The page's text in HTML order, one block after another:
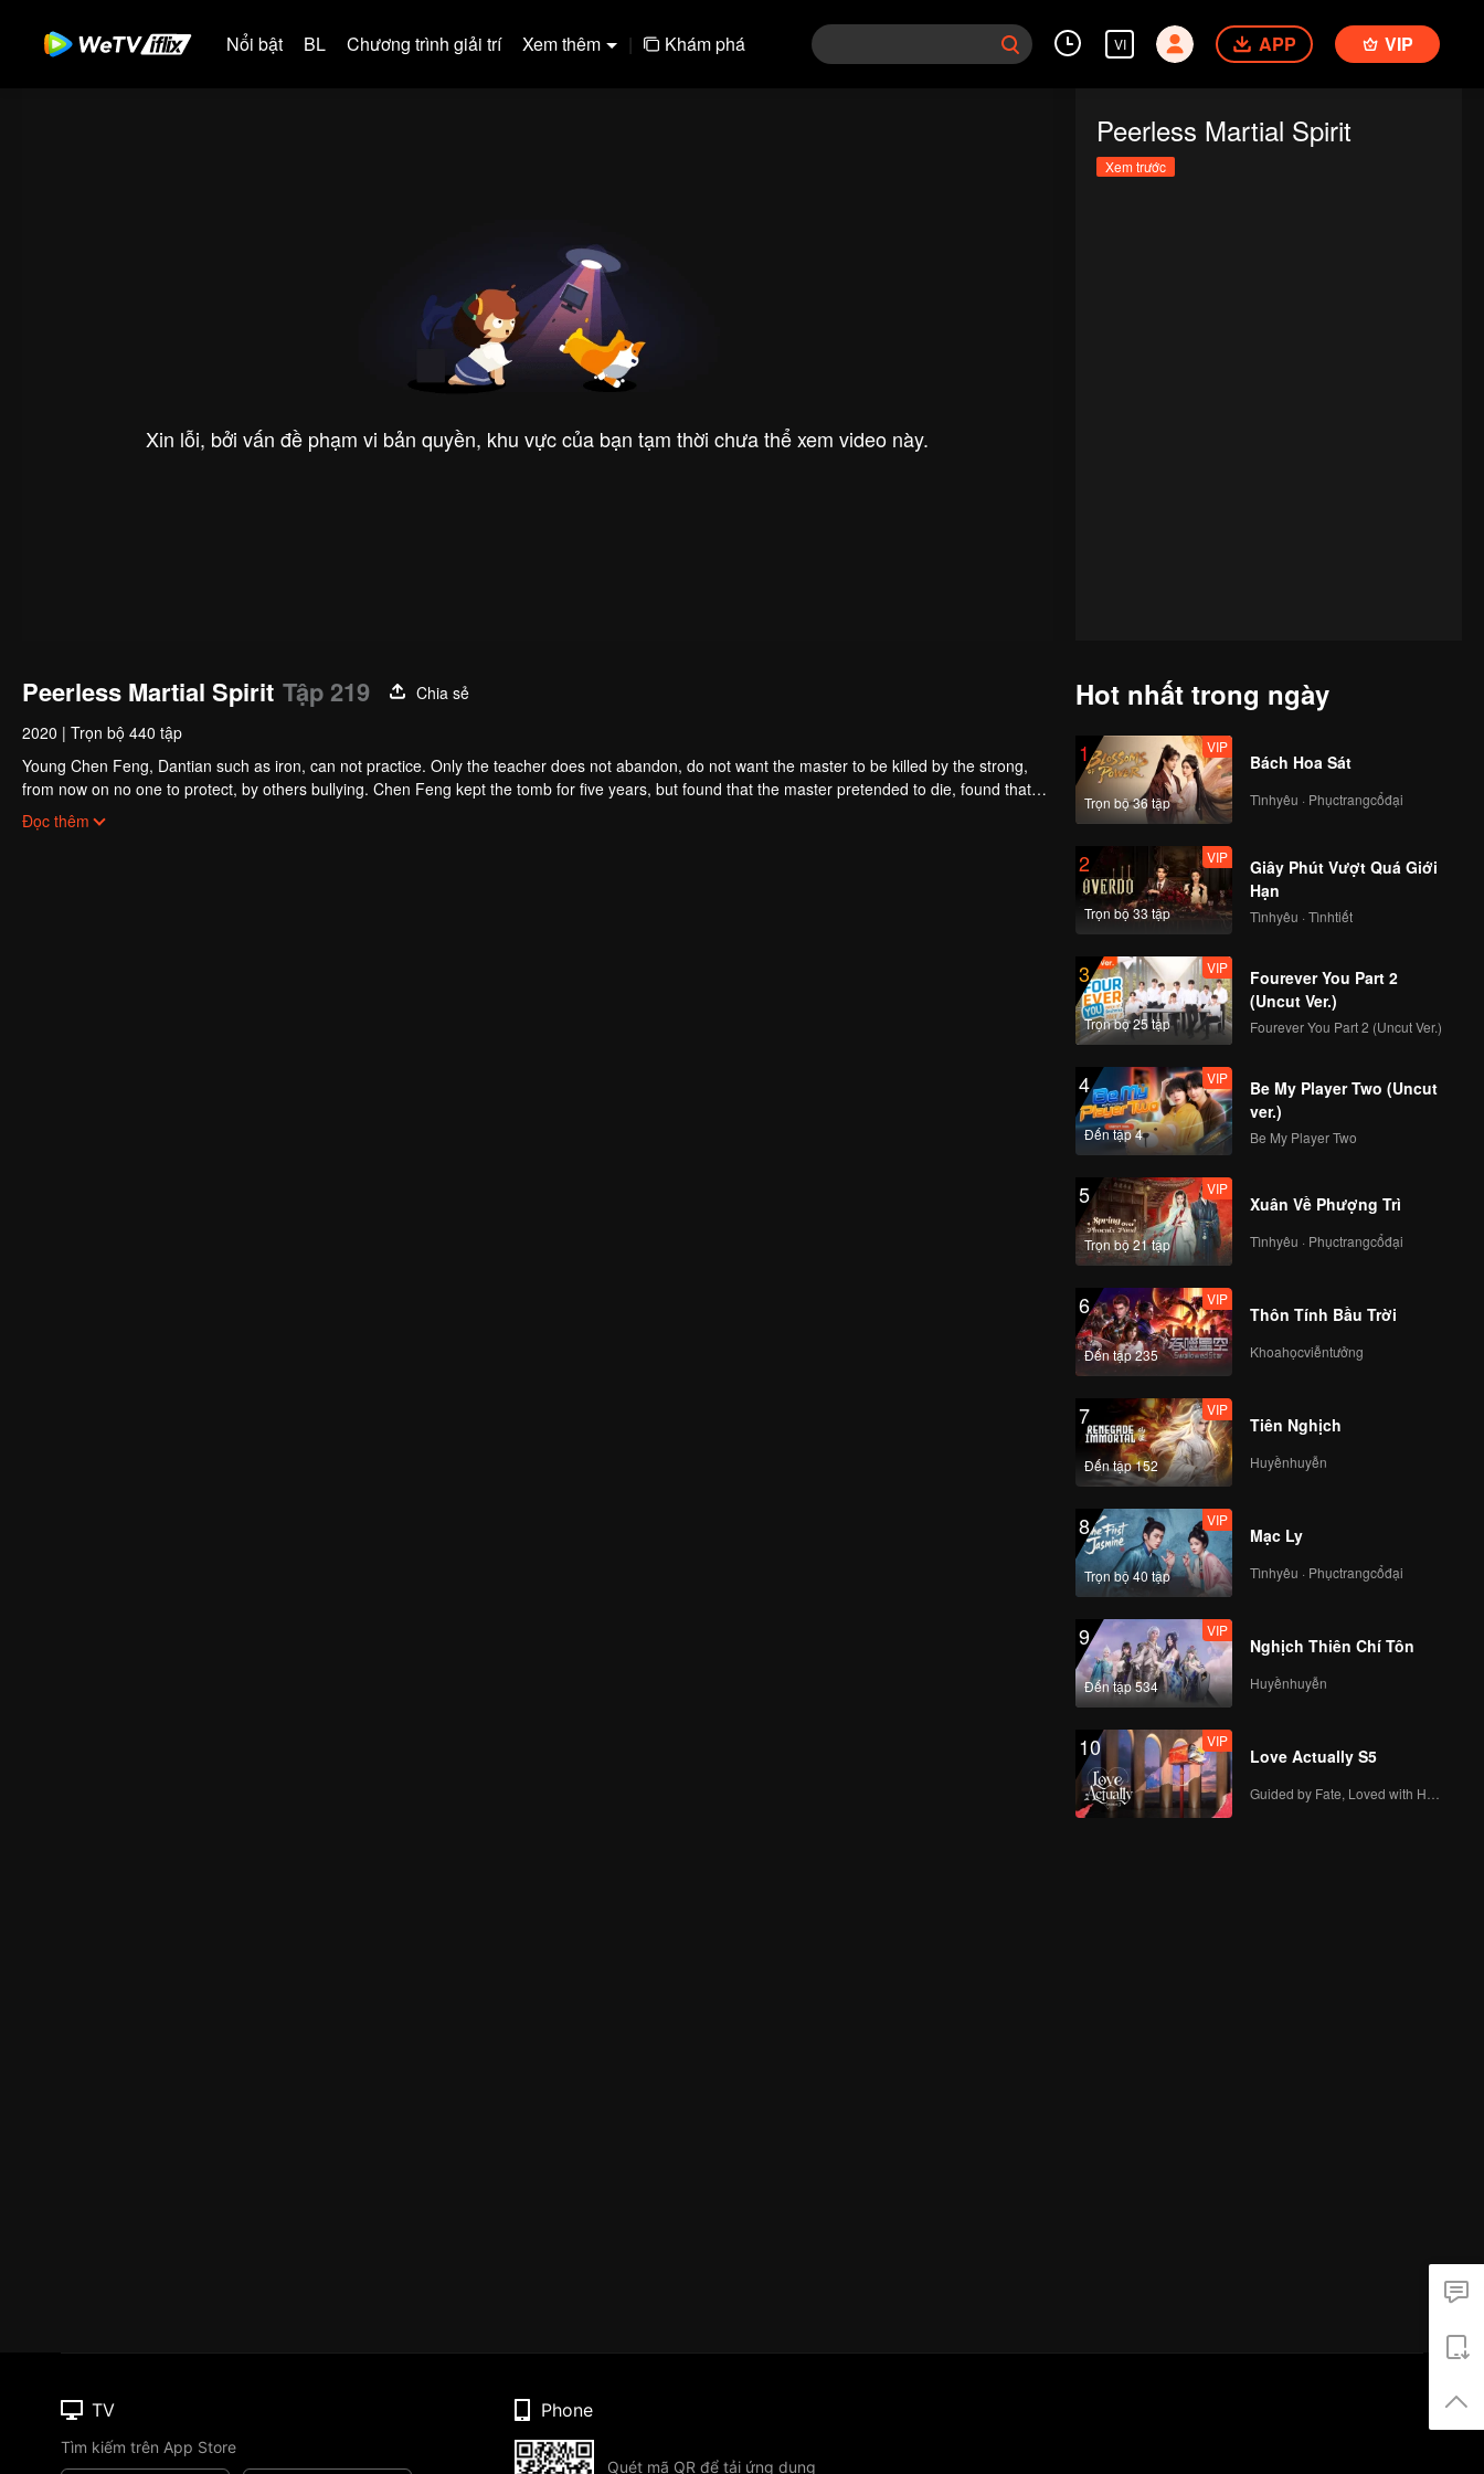
Nổi bật BL Chương trình giải trí Xem thêm | Khám phá VI APP VIP
Xin lỗi, bởi vấn đề phạm vi bản quyền, khu vực của bạn tạm thời chưa thể xem video này.
Peerless Martial Spirit
Xem trước
Peerless Martial Spirit Tập 219
Chia sẻ
2020 | Trọn bộ 440 tập
Young Chen Feng, Dantian such as iron, can not practice. Only the teacher does not abandon, do not want the master to be killed by the strong,
from now on no one to protect, by others bullying. Chen Feng kept the tomb for five years, but found that the master pretended to die, found that
the master left the supreme dragon blood, mysterious ancient tripod. From then on, Chen Feng rose up against the sky, set foot on the road to find
the master and become the strong.
Đọc thêm
Hot nhất trong ngày
1
Trọn bộ 36 tập
VIP
Bách Hoa Sát
Tìnhyêu · Phụctrangcổđại
2
Trọn bộ 33 tập
VIP
Giây Phút Vượt Quá Giới
Hạn
Tìnhyêu · Tìnhtiết
3
Trọn bộ 25 tập
VIP
Fourever You Part 2
(Uncut Ver.)
Fourever You Part 2 (Uncut Ver.)
4
Đến tập 4
VIP
Be My Player Two (Uncut
ver.)
Be My Player Two
5
Trọn bộ 21 tập
VIP
Xuân Về Phượng Trì
Tìnhyêu · Phụctrangcổđại
6
Đến tập 235
VIP
Thôn Tính Bầu Trời
Khoahọcviễntưởng
7
Đến tập 152
VIP
Tiên Nghịch
Huyềnhuyễn
8
Trọn bộ 40 tập
VIP
Mạc Ly
Tìnhyêu · Phụctrangcổđại
9
Đến tập 534
VIP
Nghịch Thiên Chí Tôn
Huyềnhuyễn
10 VIP
Love Actually S5
TV
Tìm kiếm trên App Store
Phone
Quét mã QR để tải ứng dụng